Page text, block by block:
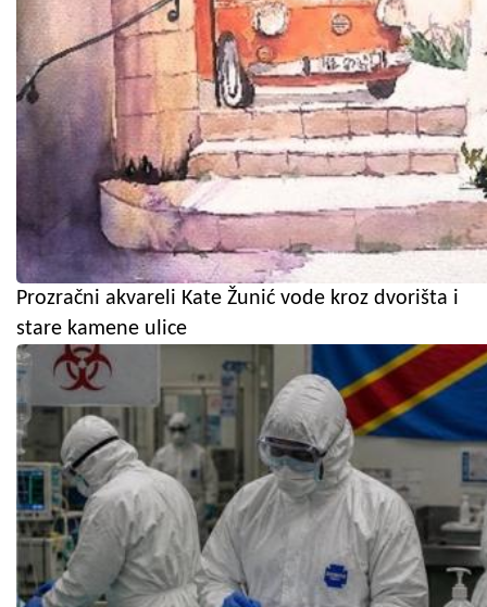
Prozračni akvareli Kate Žunić vode kroz dvorišta i
stare kamene ulice